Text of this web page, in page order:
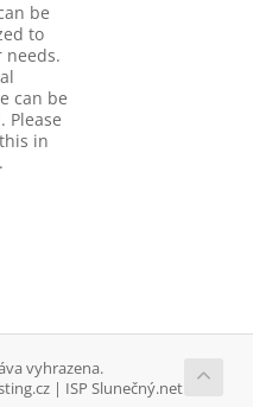
be
to
needs.
can be
Please
in
vyhrazena.
| ISP Slunečný.net